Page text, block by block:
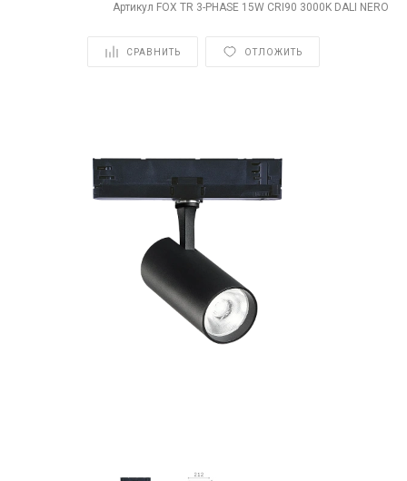
Артикул FOX TR 3-PHASE 15W CRI90 3000K DALI NERO
СРАВНИТЬ ОТЛОЖИТЬ